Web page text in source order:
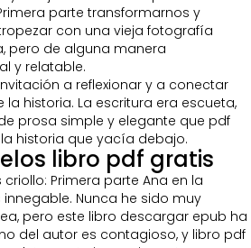
parte transformarnos y
con una vieja fotografía
pero de alguna manera
y relatable.
a reflexionar y a conectar
historia. La escritura era escueta,
prosa simple y elegante que pdf
historia que yacía debajo.
libro pdf gratis
criollo: Primera parte Ana en la
Nunca he sido muy
pero este libro descargar epub ha
del autor es contagioso, y libro pdf